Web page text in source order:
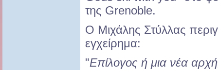
της Grenoble.
Ο Μιχάλης Στύλλας
εγχείρημα:
"Επίλογος ή μια νέα